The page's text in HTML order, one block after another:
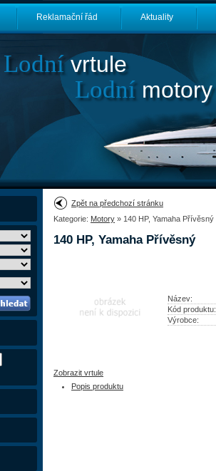
Reklamační řád Aktuality
Lodnívrtule
Lodnímotory
Zpět na předchozí stránku
Kategorie: Motory » 140 HP, Yamaha Přívěsný
140 HP, Yamaha Přívěsný
Název:
Kód produktu:
Výrobce:
Zobrazit vrtule
Popis produktu